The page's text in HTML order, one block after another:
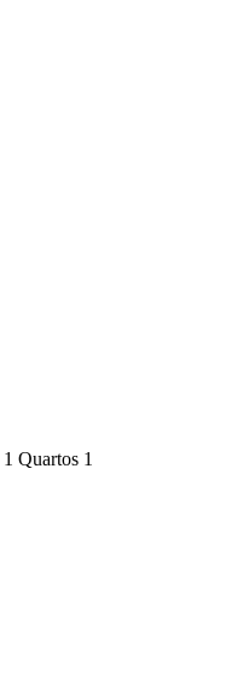
1 Quartos 1